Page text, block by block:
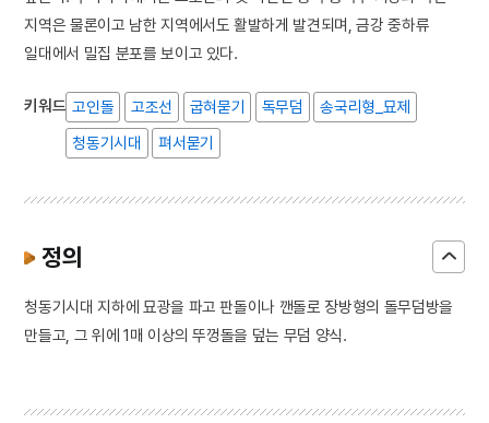
지역은 물론이고 남한 지역에서도 활발하게 발견되며, 금강 중하류
일대에서 밀집 분포를 보이고 있다.
키워드 고인돌 고조선 굽혀묻기 독무덤
송국리형_묘제
청동기시대
펴서묻기
정의
청동기시대 지하에 묘광을 파고 판돌이나 깬돌로 장방형의 돌무덤방을
만들고, 그 위에 1매 이상의 뚜껑돌을 덮는 무덤 양식.